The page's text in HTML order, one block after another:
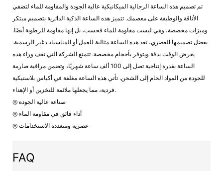
تم تصميم هذه الساعة الرجالية الميكانيكية عالية الجودة والمقاومة للماء لتضفي
الأناقة والوظيفة على معصمك. تتميز هذه الساعة الذكية الدائرية بتصميم مبتكر
وميزات مخصصة، وهي ليست مقاومة للماء فحسب، بل إنها مقاومة للرطوبة أيضًا.
بفضل تصميمها العصري، تعد هذه الساعة مثالية للعمل أو المناسبات غير الرسمية.
يعرض الوقت بدقة ويتوفر بأحجام مخصصة. تتمتع الشركة التي تقف وراء هذه
الساعة بقدرة إنتاجية تصل إلى 100 ألف ساعة شهريًا، وتضمن مراقبة صارمة
للجودة من المواد الخام إلى الشحن. تأتي هذه الساعة مغلفة في أكياس بلاستيكية
فردية، مما يجعلها ملائمة للتخزين أو الإهداء.
◎ أداء فائق في مقاومة الماء
◎ عصرية ومتعددة الاستخدامات
FAQ